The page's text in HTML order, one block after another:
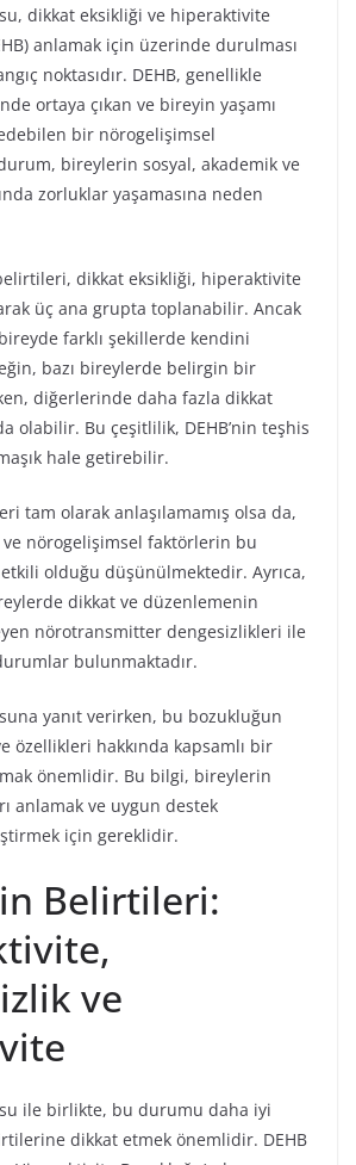
dikkat eksikliği ve hiperaktivite
anlamak için üzerinde durulması
noktasıdır. DEHB, genellikle
ortaya çıkan ve bireyin yaşamı
bir nörogelişimsel
bireylerin sosyal, akademik ve
zorluklar yaşamasına neden
dikkat eksikliği, hiperaktivite
üç ana grupta toplanabilir. Ancak
farklı şekillerde kendini
bazı bireylerde belirgin bir
diğerlerinde daha fazla dikkat
olabilir. Bu çeşitlilik, DEHB’nin teşhis
hale getirebilir.
tam olarak anlaşılamamış olsa da,
nörogelişimsel faktörlerin bu
olduğu düşünülmektedir. Ayrıca,
dikkat ve düzenlemenin
nörotransmitter dengesizlikleri ile
bulunmaktadır.
yanıt verirken, bu bozukluğun
özellikleri hakkında kapsamlı bir
önemlidir. Bu bilgi, bireylerin
anlamak ve uygun destek
için gereklidir.
Belirtileri:
ve
ile birlikte, bu durumu daha iyi
dikkat etmek önemlidir. DEHB